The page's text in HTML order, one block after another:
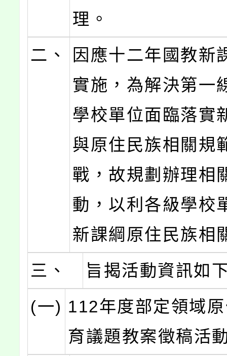
理。
二、
因應十二年國教新
實施，為解決第一
學校單位面臨落實
與原住民族相關規
戰，故規劃辦理相
動，以利各級學校
新課綱原住民族相
三、
旨揭活動資訊如
(一) 112年度部定領域
育議題教案徵稿活